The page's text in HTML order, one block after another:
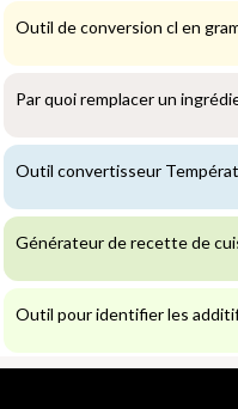
Outil de conversion cl en
Par quoi remplacer un
Outil convertisseur
Générateur de recette de
Outil pour identifier les